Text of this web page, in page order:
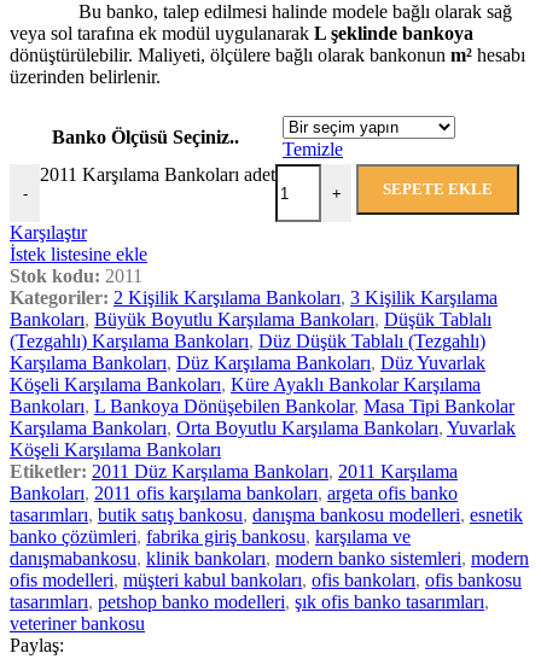
Bu banko, talep edilmesi halinde modele bağlı olarak sağ
veya sol tarafına ek modül uygulanarak L şeklinde bankoya
dönüştürülebilir. Maliyeti, ölçülere bağlı olarak bankonun m² hesabı
üzerinden belirlenir.
Banko Ölçüsü Seçiniz..
Temizle
-
2011 Karşılama Bankoları adet
+ SEPETE EKLE
Karşılaştır
İstek listesine ekle
Stok kodu: 2011
Kategoriler: 2 Kişilik Karşılama Bankoları, 3 Kişilik Karşılama
Bankoları, Büyük Boyutlu Karşılama Bankoları, Düşük Tablalı
(Tezgahlı) Karşılama Bankoları, Düz Düşük Tablalı (Tezgahlı)
Karşılama Bankoları, Düz Karşılama Bankoları, Düz Yuvarlak
Köşeli Karşılama Bankoları, Küre Ayaklı Bankolar Karşılama
Bankoları, L Bankoya Dönüşebilen Bankolar, Masa Tipi Bankolar
Karşılama Bankoları, Orta Boyutlu Karşılama Bankoları, Yuvarlak
Köşeli Karşılama Bankoları
Etiketler: 2011 Düz Karşılama Bankoları, 2011 Karşılama
Bankoları, 2011 ofis karşılama bankoları, argeta ofis banko
tasarımları, butik satış bankosu, danışma bankosu modelleri, esnetik
banko çözümleri, fabrika giriş bankosu, karşılama ve
danışmabankosu, klinik bankoları, modern banko sistemleri, modern
ofis modelleri, müşteri kabul bankoları, ofis bankoları, ofis bankosu
tasarımları, petshop banko modelleri, şık ofis banko tasarımları,
veteriner bankosu
Paylaş: